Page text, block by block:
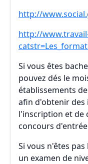
http://
http://
Si vous êtes
pouvez dés le
établissements
afin d'obtenir
l'inscription et de
concours
Si vous n'êtes
un examen de